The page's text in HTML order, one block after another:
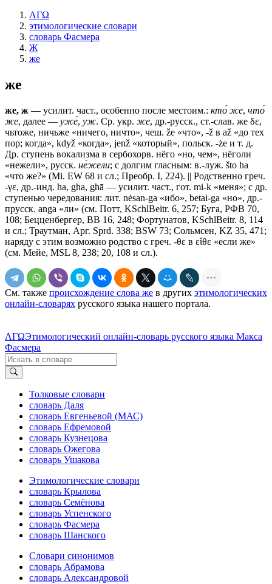
ΛΓΩ
этимологические словари
словарь Фасмера
Ж
же
же
же, ж — усилит. част., особенно после местоим.: кто́ же, что́
же, далее — уже́, уж. Ср. укр. же, др.-русск., ст.-слав. же δε,
чьтоже, ничьже «ничего, ничто», чеш. že «что», -ž в až «до тех
пор; когда», když «когда», jenž «который», польск. -że и т. д.
Др. ступень вокализма в сербохорв. нȅго «но, чем», нȅголи
«нежели», русск. не́жели; с долгим гласным: в.-луж. što ha
«что же?» (Mi. EW 68 и сл.; Преобр. I, 224). || Родственно греч.
-γε, др.-инд. ha, gha, ghā — усилит. част., гот. mi-k «меня»; с др.
ступенью чередования: лит. nėsan-ga «ибо», betai-ga «но», др.-
прусск. anga «ли» (см. Потт, KSchlBeitr. 6, 257; Буга, РФВ 70,
108; Бецценбергер, ВВ 16, 248; Фортунатов, KSchlBeitr. 8, 114
и сл.; Траутман, Арг. Sprd. 338; BSW 73; Сольмсен, KZ 35, 471;
наряду с этим возможно родство с греч. -θε в εἴθε «если же»
(см. Мейе, MSL 8, 238; 20, 108 и сл.).
См. также происхождение слова же в других этимологических
онлайн-словарях русского языка нашего портала.
ΛΓΩЭтимологический онлайн-словарь русского языка Макса
Фасмера
Толковые словари
словарь Даля
словарь Евгеньевой (МАС)
словарь Ефремовой
словарь Кузнецова
словарь Ожегова
словарь Ушакова
Этимологические словари
словарь Крылова
словарь Семёнова
словарь Успенского
словарь Фасмера
словарь Шанского
Словари синонимов
словарь Абрамова
словарь Александровой